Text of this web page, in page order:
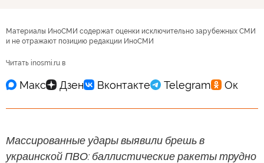
Материалы ИноСМИ содержат оценки исключительно зарубежных СМИ
и не отражают позицию редакции ИноСМИ
Читать inosmi.ru в
Массированные удары выявили брешь в
украинской ПВО: баллистические ракеты трудно